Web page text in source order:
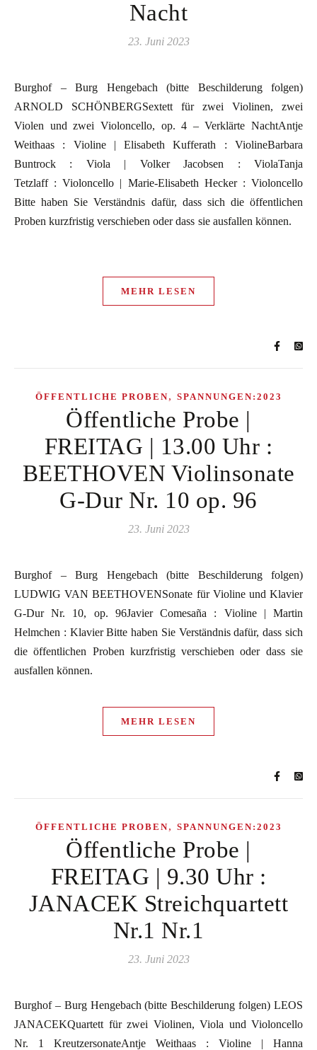
Nacht
23. Juni 2023
Burghof – Burg Hengebach (bitte Beschilderung folgen)
ARNOLD SCHÖNBERGSextett für zwei Violinen, zwei
Violen und zwei Violoncello, op. 4 – Verklärte NachtAntje
Weithaas : Violine | Elisabeth Kufferath : ViolineBarbara
Buntrock : Viola | Volker Jacobsen : ViolaTanja
Tetzlaff : Violoncello | Marie-Elisabeth Hecker : Violoncello
Bitte haben Sie Verständnis dafür, dass sich die öffentlichen
Proben kurzfristig verschieben oder dass sie ausfallen können.
MEHR LESEN
ÖFFENTLICHE PROBEN, SPANNUNGEN:2023
Öffentliche Probe |
FREITAG | 13.00 Uhr :
BEETHOVEN Violinsonate
G-Dur Nr. 10 op. 96
23. Juni 2023
Burghof – Burg Hengebach (bitte Beschilderung folgen)
LUDWIG VAN BEETHOVENSonate für Violine und Klavier
G-Dur Nr. 10, op. 96Javier Comesaña : Violine | Martin
Helmchen : Klavier Bitte haben Sie Verständnis dafür, dass sich
die öffentlichen Proben kurzfristig verschieben oder dass sie
ausfallen können.
MEHR LESEN
ÖFFENTLICHE PROBEN, SPANNUNGEN:2023
Öffentliche Probe |
FREITAG | 9.30 Uhr :
JANACEK Streichquartett
Nr.1 Nr.1
23. Juni 2023
Burghof – Burg Hengebach (bitte Beschilderung folgen) LEOS
JANACEKQuartett für zwei Violinen, Viola und Violoncello
Nr. 1 KreutzersonateAntje Weithaas : Violine | Hanna